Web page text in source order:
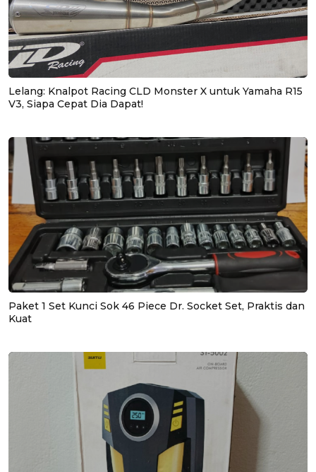
Lelang: Knalpot Racing CLD Monster X untuk Yamaha R15
V3, Siapa Cepat Dia Dapat!
Paket 1 Set Kunci Sok 46 Piece Dr. Socket Set, Praktis dan
Kuat